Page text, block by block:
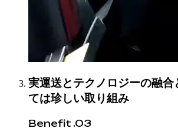
実運送とテクノロジーの融合
ては珍しい取り組み
Benefit .03